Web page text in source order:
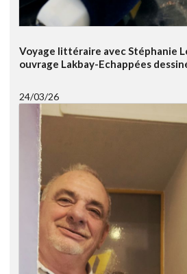
Voyage littéraire avec Stéphanie
ouvrage Lakbay-Echappées
24/03/26